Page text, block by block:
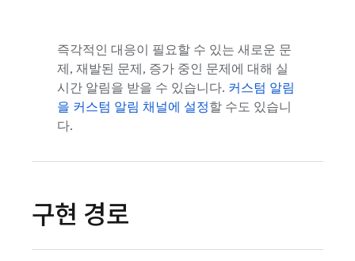
즉각적인 대응이 필요할 수 있는 새로운 문
제, 재발된 문제, 증가 중인 문제에 대해 실
시간 알림을 받을 수 있습니다. 커스텀 알림
을 커스텀 알림 채널에 설정할 수도 있습니
다.
구현 경로